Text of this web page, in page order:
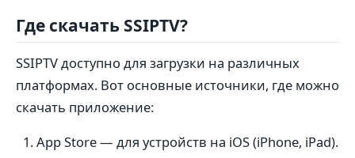
Где скачать SSIPTV?
SSIPTV доступно для загрузки на различных
платформах. Вот основные источники, где можно
скачать приложение:
App Store — для устройств на iOS (iPhone, iPad).